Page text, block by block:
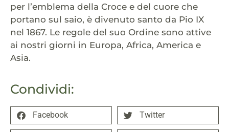
Condividi:
Facebook Twitter
per l’emblema della Croce e del cuore che
portano sul saio, è divenuto santo da Pio IX
nel 1867. Le regole del suo Ordine sono attive
ai nostri giorni in Europa, Africa, America e
Asia.